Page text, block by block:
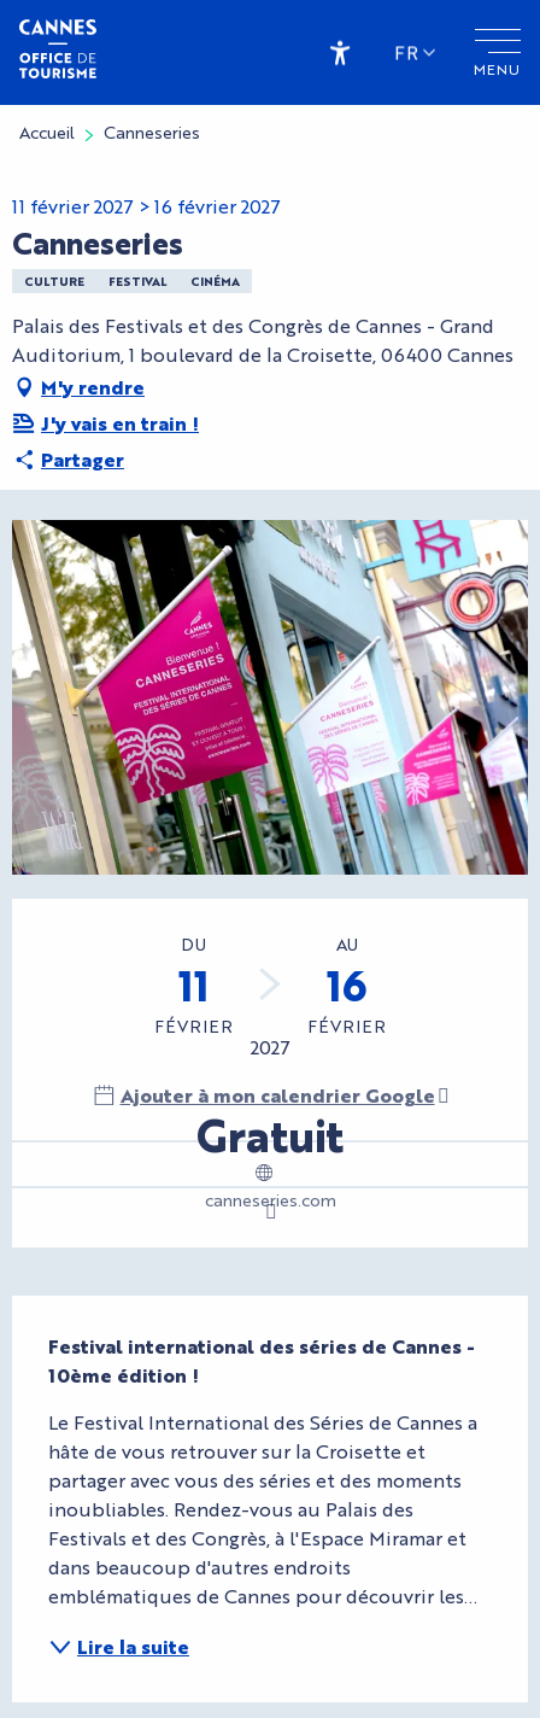
Aller
contenu
principal
MENU
Accessibilité
FR
Accueil Canneseries
11 février 2027 > 16 février 2027
Canneseries
CULTURE FESTIVAL CINÉMA
Palais des Festivals et des Congrès de Cannes - Grand
Auditorium, 1 boulevard de la Croisette, 06400 Cannes
M'y rendre
J'y vais en train !
Partager
Ouverture et coordonnées
DU
11
FÉVRIER
AU
16
FÉVRIER
2027
Ajouter à mon calendrier Google
Gratuit
canneseries.com
Festival international des séries de Cannes -
10ème édition !
Le Festival International des Séries de Cannes a
hâte de vous retrouver sur la Croisette et
partager avec vous des séries et des moments
inoubliables. Rendez-vous au Palais des
Festivals et des Congrès, à l'Espace Miramar et
dans beaucoup d'autres endroits
emblématiques de Cannes pour découvrir les...
Lire la suite